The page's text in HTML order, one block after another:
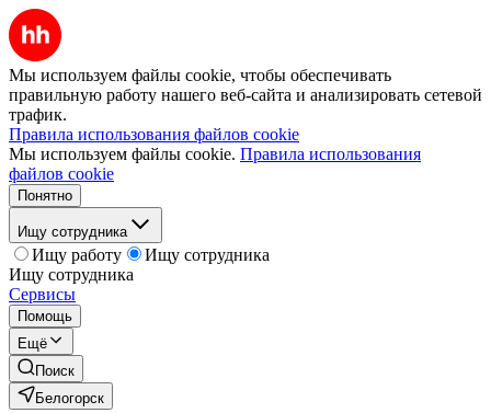
Мы используем файлы cookie, чтобы обеспечивать
правильную работу нашего веб-сайта и анализировать сетевой
трафик.
Правила использования файлов cookie
Мы используем файлы cookie. Правила использования
файлов cookie
Понятно
Ищу сотрудника
Ищу работу
Ищу сотрудника
Ищу сотрудника
Сервисы
Помощь
Ещё
Поиск
Белогорск